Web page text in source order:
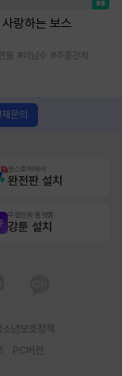
랑하는 보스
물 #미남수 #주종관계
문의
원스토어에서
완전판 설치
무협만화 플랫폼
강툰 설치
소년보호정책
PC버전